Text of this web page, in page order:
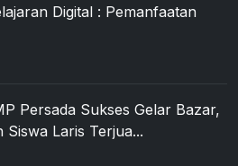
Digital : Pemanfaatan
Persada Sukses Gelar Bazar,
Laris Terjua...